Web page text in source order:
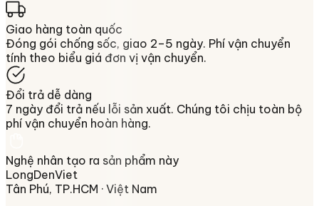
Giao hàng toàn quốc
Đóng gói chống sốc, giao 2–5 ngày. Phí vận chuyển
tính theo biểu giá đơn vị vận chuyển.
Đổi trả dễ dàng
7 ngày đổi trả nếu lỗi sản xuất. Chúng tôi chịu toàn bộ
phí vận chuyển hoàn hàng.
Nghệ nhân tạo ra sản phẩm này
LongDenViet
Tân Phú, TP.HCM · Việt Nam